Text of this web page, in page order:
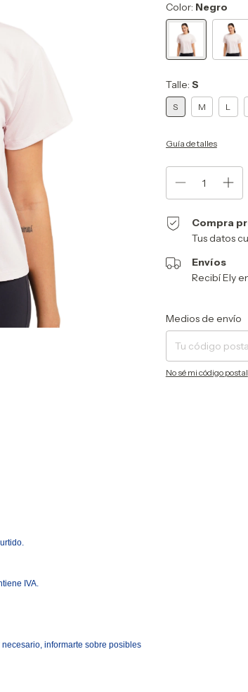
Color: Negro
Talle: S
S M L
Guía de talles
Compra
Tus datos
Envíos
Recibí Ely
Entregas para el CP:
Medios de envío
No sé mi código postal
IVA.
informarte sobre posibles